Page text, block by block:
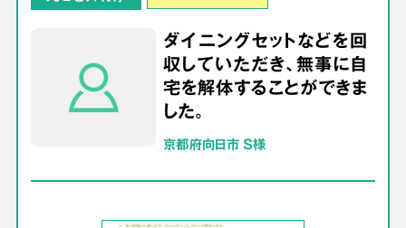
ダイニングセットなどを回
収していただき、無事に自
宅を解体することができま
した。
京都府向日市 S様